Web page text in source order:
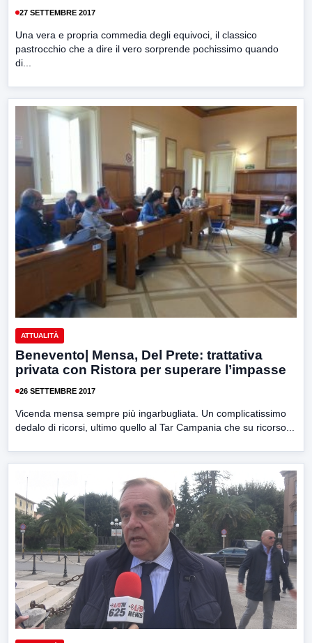
27 SETTEMBRE 2017
Una vera e propria commedia degli equivoci, il classico
pastrocchio che a dire il vero sorprende pochissimo quando
di...
ATTUALITÀ
Benevento| Mensa, Del Prete: trattativa
privata con Ristora per superare l’impasse
26 SETTEMBRE 2017
Vicenda mensa sempre più ingarbugliata. Un complicatissimo
dedalo di ricorsi, ultimo quello al Tar Campania che su ricorso...